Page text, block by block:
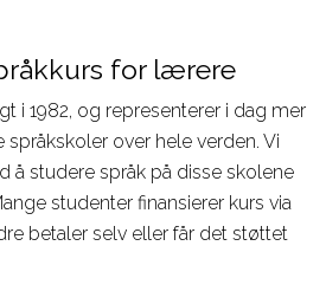
for lærere
Språkreiser
ungdommer
Studiereiser
for lærere
i 1982, og representerer i dag mer
språkskoler over hele verden. Vi
å studere språk på disse skolene
studenter finansierer kurs via
betaler selv eller får det støttet